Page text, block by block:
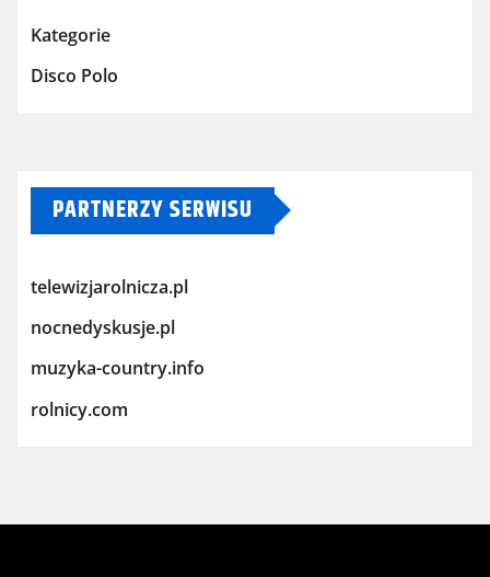
Kategorie
Disco Polo
PARTNERZY SERWISU
telewizjarolnicza.pl
nocnedyskusje.pl
muzyka-country.info
rolnicy.com